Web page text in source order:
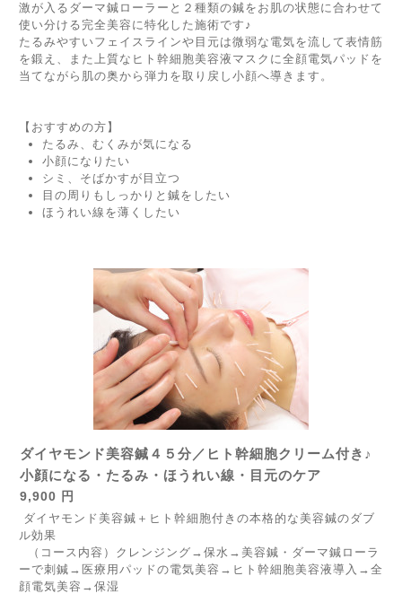
激が入るダーマ鍼ローラーと２種類の鍼をお肌の状態に合わせて
使い分ける完全美容に特化した施術です♪
たるみやすいフェイスラインや目元は微弱な電気を流して表情筋
を鍛え、また上質なヒト幹細胞美容液マスクに全顔電気パッドを
当てながら肌の奥から弾力を取り戻し小顔へ導きます。
【おすすめの方】
たるみ、むくみが気になる
小顔になりたい
シミ、そばかすが目立つ
目の周りもしっかりと鍼をしたい
ほうれい線を薄くしたい
ダイヤモンド美容鍼４５分／ヒト幹細胞クリーム付き♪
小顔になる・たるみ・ほうれい線・目元のケア
9,900 円
ダイヤモンド美容鍼＋ヒト幹細胞付きの本格的な美容鍼のダブ
ル効果
（コース内容）クレンジング→保水→美容鍼・ダーマ鍼ローラ
ーで刺鍼→医療用パッドの電気美容→ヒト幹細胞美容液導入→全
顔電気美容→保湿